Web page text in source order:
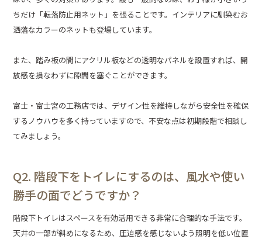
ちだけ「転落防止用ネット」を張ることです。インテリアに馴染むお
洒落なカラーのネットも登場しています。
また、踏み板の間にアクリル板などの透明なパネルを設置すれば、開
放感を損なわずに隙間を塞ぐことができます。
富士・富士宮の工務店では、デザイン性を維持しながら安全性を確保
するノウハウを多く持っていますので、不安な点は初期段階で相談し
てみましょう。
Q2. 階段下をトイレにするのは、風水や使い
勝手の面でどうですか？
階段下トイレはスペースを有効活用できる非常に合理的な手法です。
天井の一部が斜めになるため、圧迫感を感じないよう照明を低い位置